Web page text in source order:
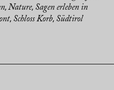
,Nature, Sagen erleben in
, Schloss Korb, Südtirol